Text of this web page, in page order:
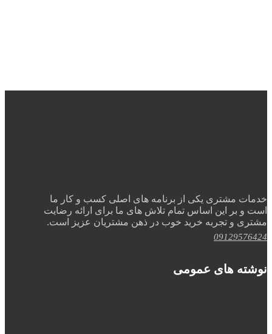
خدمات مشتری یکی از برنامه های اصلی کسب و کار ما
است و بر این اساس تمام تلاش های ما برای ارائه رضایت
مشتری و تجربه خرید خوب در ذهن مشتریان عزیز است.
09129576424
نوشته های عمومی